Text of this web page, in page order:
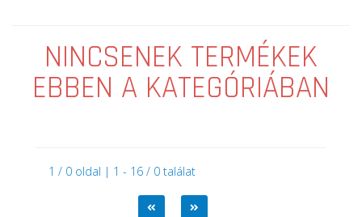
NINCSENEK TERMÉKEK
EBBEN A KATEGÓRIÁBAN
1 / 0 oldal | 1 - 16 / 0 találat